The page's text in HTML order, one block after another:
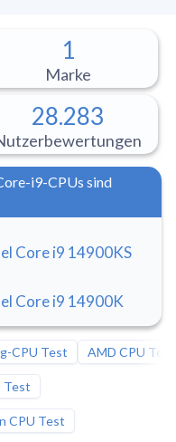
1
Marke
28.283
i9-CPUs sind
Core i9 14900KS
Core i9 14900K
CPU Test AMD CPU Test
Test
CPU Test